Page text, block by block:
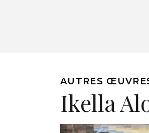
AUTRES
Ikella